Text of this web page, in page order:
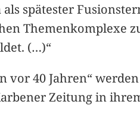
spätester
Themenkomplexe
(…)“
vor 40 Jahren“
Zeitung in